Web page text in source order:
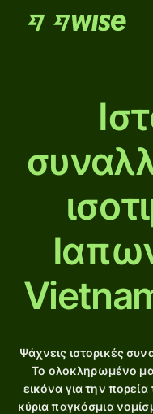
Ψάχνεις ιστορικές
Το ολοκληρωμένο
εικόνα για την
κύρια παγκόσμια